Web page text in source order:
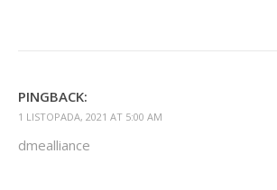
PINGBACK:
1 LISTOPADA, 2021 AT 5:00 AM
dmealliance